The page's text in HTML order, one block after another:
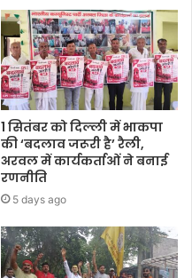
1 सितंबर को दिल्ली में भाकपा
की ‘बदलाव जरूरी है’ रैली,
अरवल में कार्यकर्ताओं ने बनाई
रणनीति
5 days ago